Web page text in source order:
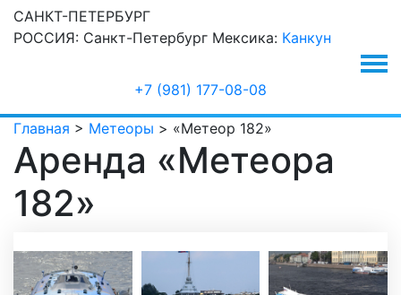
САНКТ-ПЕТЕРБУРГ
РОССИЯ: Санкт-Петербург Мексика: Канкун
+7 (981) 177-08-08
Главная > Метеоры > «Метеор 182»
Аренда «Метеора
182»